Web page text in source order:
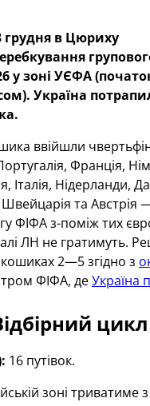
в Цюриху
у зоні УЄФА
Україна
ввійшли
Франція,
Італія, Нідерланди,
Швейцарія та Австрія
ФІФА з-поміж тих
ЛН не гратимуть.
2—5 згідно з
ФІФА, деУкраїна
цикл
16 путівок.
зоні триватиме